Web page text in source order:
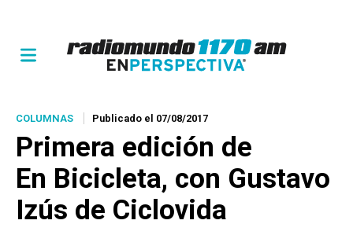
COLUMNAS Publicado el 07/08/2017
Primera edición de
En Bicicleta, con Gustavo
Izús de Ciclovida